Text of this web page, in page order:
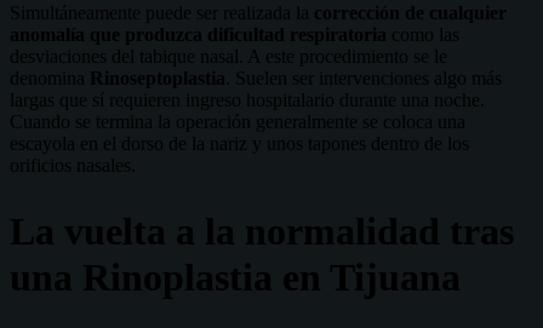
Simultáneamente puede ser realizada la corrección de cualquier
anomalía que produzca dificultad respiratoria como las
desviaciones del tabique nasal. A este procedimiento se le
denomina Rinoseptoplastia . Suelen ser intervenciones algo más
largas que sí requieren ingreso hospitalario durante una noche.
Cuando se termina la operación generalmente se coloca una
escayola en el dorso de la nariz y unos tapones dentro de los
orificios nasales.
La vuelta a la normalidad tras
una Rinoplastia en Tijuana